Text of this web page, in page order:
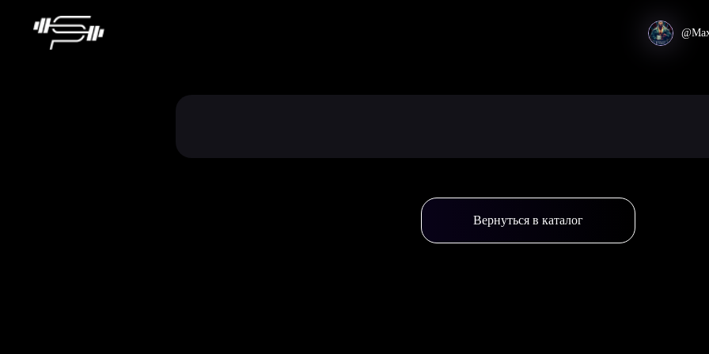
Вернуться в каталог